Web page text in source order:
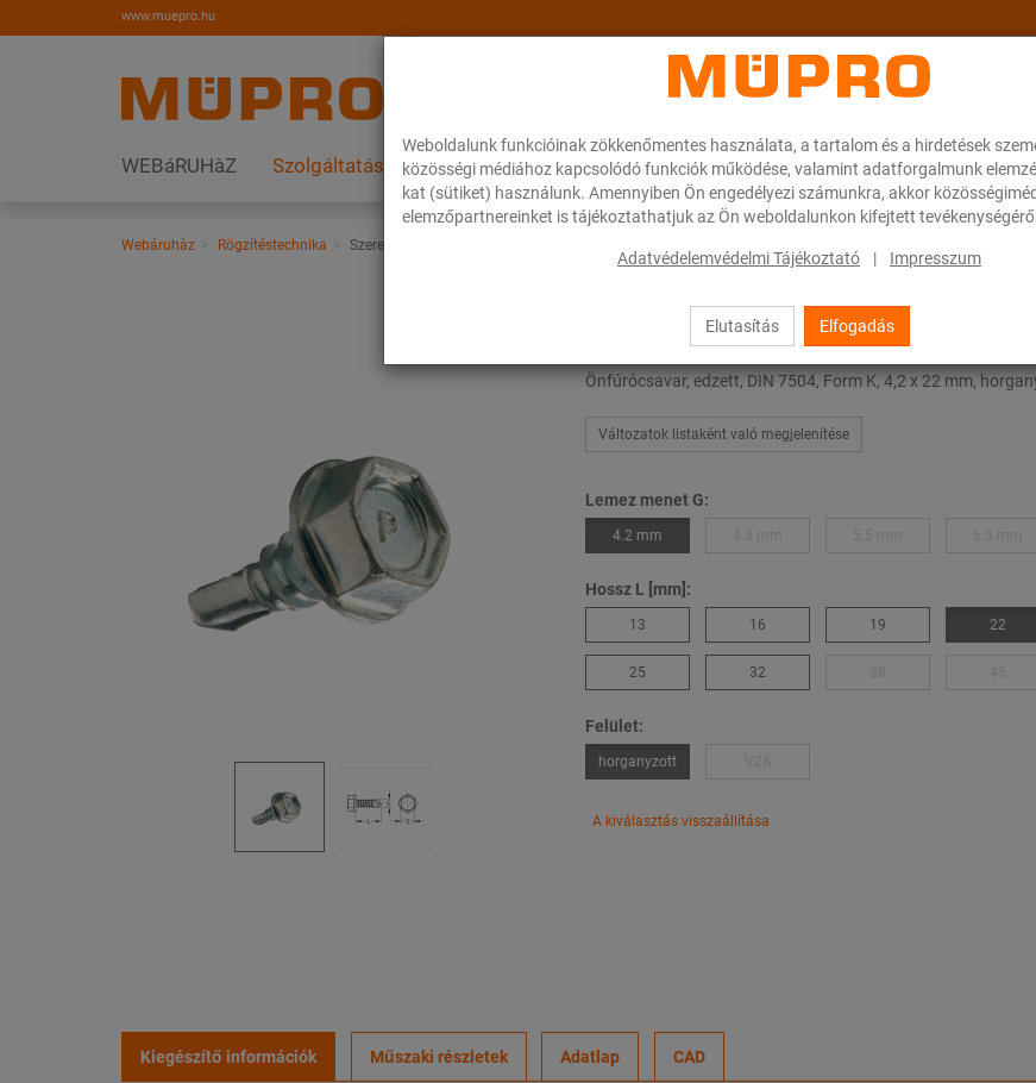
Weboldalunk funkcióinak zökkenőmentes használata, a tartalom és a hirdetések
közösségi médiához kapcsolódó funkciók működése, valamint adatforgalmunk
kat (sütiket) használunk. Amennyiben Ön engedélyezi számunkra, akkor
elemzőpartnereinket is tájékoztathatjuk az Ön weboldalunkon kifejtett
Adatvédelemvédelmi Tájékoztató | Impresszum
Elutasítás Elfogadás
www.muepro.hu
WEBáRUHàZ Szolgáltatások Megoldások A MÜPRO-ról Karrier Downloads
Webáruhàz Rögzítéstechnika Szerelési anyagok
Hatlapfejű önfúró csavar, DIN
Önfúrócsavar, edzett, DIN 7504, Form K, 4,2 x 22 mm,
Változatok listaként való megjelenítése
Lemez menet G:
4.2 mm
Hossz L [mm]:
13 16 19 22
25 32
Felület:
horganyzott
A kiválasztás visszaállítása
Kiegészítő információk Műszaki részletek Adatlap CAD